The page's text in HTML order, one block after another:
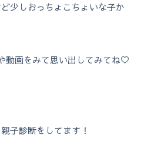
少しおっちょこちょいな子か
動画をみて思い出してみてね♡
子診断をしてます！